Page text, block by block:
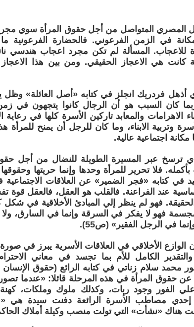
المصري المتواصل من أجل حقوق المرأة سوي مجرد
في الزمن الفرعوني. فالحضارة الفرعونية
للاعجاب. المسألة لم تكن مجرد اعجاب هندسي
هي الاعجاز الحقيقي. ومن بين هذا
أذهل فردريك انجلز في كتابه «أصل العائلة»
ربما كان السبب هو أن الرجال كانوا يتجهون في
الاهرامات والمعابد تاركين الأسرة كلها في
وتربية الابناء، وما كان للرجل أن يمنح
مكانة اجتماعية عالية.
ترسخ عبر المسيرة الطويلة للنضال من أجل
فلا تحرير للمرأة وحدها وإنما حريتها
في كتابه «فجر الضمير» عن العلاقات
عند الفراعنة. فالقلب هو العقل، فالعقل قوة
فهو لم ينظر إلي المبادئ الأخلاقية في
فهو لا يفكر في السرقة وإنما في السارق،
في الرجل الفقير» (ص55).
الوازع الأخلاقي في العلاقات الأسرية يبرز في
الكامل للأم بما تجسد في معاني
محمد سلام زناتي في كتابه الرائع (حقوق
عن حقوق المرأة في هذه المرحلة قائلا: «عندما
الفور وجود ربات، وكذلك ملوك وملكات،
إحدي مصاطب الأسرة الرائعة دفنت سيدة هي
هناك «نشأت» التي تولت منصب وكيلة أملاك